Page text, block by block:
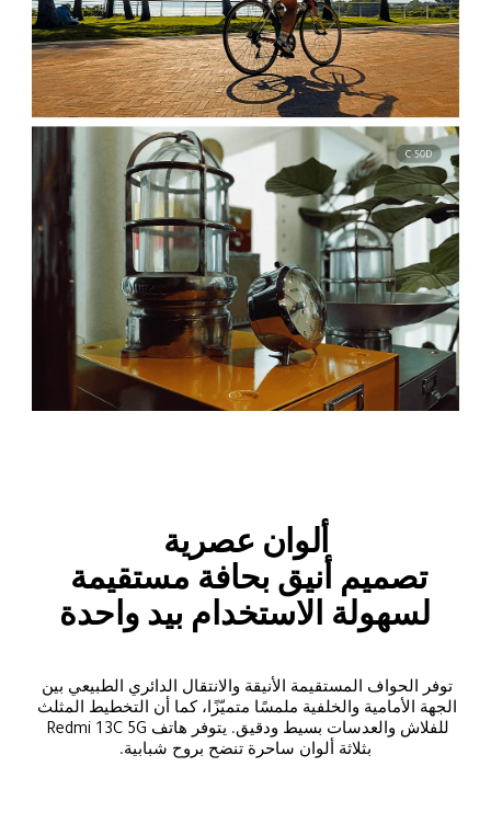
ألوان عصرية
تصميم أنيق بحافة مستقيمة
لسهولة الاستخدام بيد واحدة
توفر الحواف المستقيمة الأنيقة والانتقال الدائري الطبيعي بين
الجهة الأمامية والخلفية ملمسًا متميّزًا، كما أن التخطيط المثلث
بثلاثة ألوان ساحرة تنضح بروح شبابية.